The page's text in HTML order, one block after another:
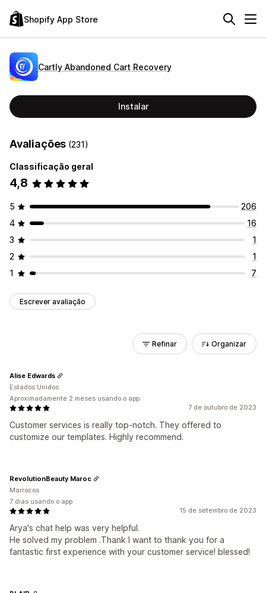
Shopify App Store
Cartly Abandoned Cart Recovery
Instalar
Avaliações (231)
Classificação geral
4,8
5
206
4
16
3
1
2
1
1
7
Escrever avaliação
Refinar Organizar
7 de outubro de 2023
Customer services is really top-notch. They offered to
customize our templates. Highly recommend.
Alise Edwards
Estados Unidos
Aproximadamente 2 meses usando o app
15 de setembro de 2023
Arya's chat help was very helpful.
He solved my problem .Thank I want to thank you for a
fantastic first experience with your customer service! blessed!
RevolutionBeauty Maroc
Marrocos
7 dias usando o app